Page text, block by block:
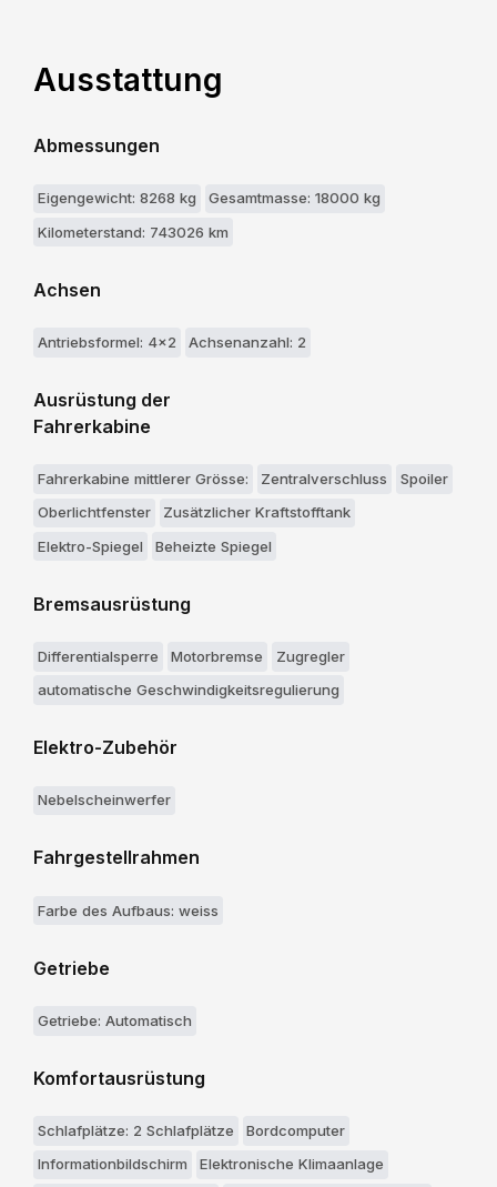
Ausstattung
Abmessungen
Eigengewicht: 8268 kg
Gesamtmasse: 18000 kg
Kilometerstand: 743026 km
Achsen
Antriebsformel: 4x2 Achsenanzahl: 2
Ausrüstung der
Fahrerkabine
Fahrerkabine mittlerer Grösse: Zentralverschluss
Spoiler
Oberlichtfenster
Zusätzlicher Kraftstofftank
Elektro-Spiegel
Beheizte Spiegel
Bremsausrüstung
Differentialsperre Motorbremse
Zugregler
automatische Geschwindigkeitsregulierung
Elektro-Zubehör
Nebelscheinwerfer
Fahrgestellrahmen
Farbe des Aufbaus: weiss
Getriebe
Getriebe: Automatisch
Komfortausrüstung
Schlafplätze: 2 Schlafplätze
Bordcomputer
Informationbildschirm
Elektronische Klimaanlage